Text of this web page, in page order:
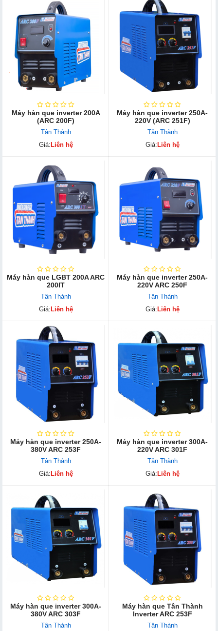
Máy hàn que inverter 200A
(ARC 200F)
Tân Thành
Giá: Liên hệ
Máy hàn que inverter 250A-
220V (ARC 251F)
Tân Thành
Giá: Liên hệ
Máy hàn que LGBT 200A ARC
200IT
Tân Thành
Giá: Liên hệ
Máy hàn que inverter 250A-
220V ARC 250F
Tân Thành
Giá: Liên hệ
Máy hàn que inverter 250A-
380V ARC 253F
Tân Thành
Giá: Liên hệ
Máy hàn que inverter 300A-
220V ARC 301F
Tân Thành
Giá: Liên hệ
Máy hàn que inverter 300A-
380V ARC 303F
Tân Thành
Máy hàn que Tân Thành
Inverter ARC 253F
Tân Thành